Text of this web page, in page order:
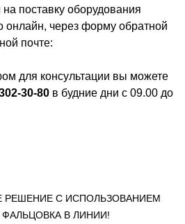
поставку оборудования
онлайн, через форму обратной
почте:
для консультации вы можете
30-80 в будние дни с 09.00 до
С ИСПОЛЬЗОВАНИЕМ
В ЛИНИИ!